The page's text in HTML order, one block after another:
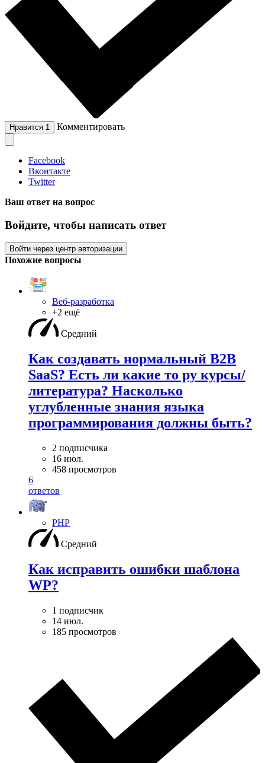
Нравится 1 Комментировать
Facebook
Вконтакте
Twitter
Ваш ответ на вопрос
Войдите, чтобы написать ответ
Войти через центр авторизации
Похожие вопросы
Веб-разработка
+2 ещё
Средний
Как создавать нормальный B2B
SaaS? Есть ли какие то ру курсы/
литература? Насколько
углубленные знания языка
программирования должны быть?
2 подписчика
16 июл.
458 просмотров
6
ответов
PHP
Средний
Как исправить ошибки шаблона
WP?
1 подписчик
14 июл.
185 просмотров